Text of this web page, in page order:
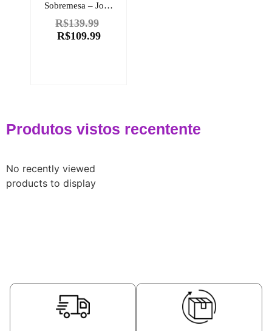
Sobremesa – Jogo
De 4 Pratos Para
Sobremesa 18 Cm
R$139.99
R$109.99
Produtos vistos recentente
No recently viewed
products to display